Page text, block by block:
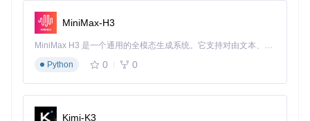
量化效果
：修复后色彩准确度提升47%，色温偏差从8200K校
正至6500K标准值，符合sRGB色彩空间标准。
技术解决方案
MiniMax-H3
MiniMax H3 是一个通用的全模态生成系统。它支持对由文本、图像、视频和音频组成的多模态上下文进行统一理解，并能生成分辨率高达 2K、时长可达 15 秒的带原生立体声音频的视频。得益于面向任务泛化的系统设计，H3 在预训练阶段就已具备广泛的多模态上下文理解与生成能力，能够出色地执行复杂的多模态指令。
Python
0 0
Kimi-K3